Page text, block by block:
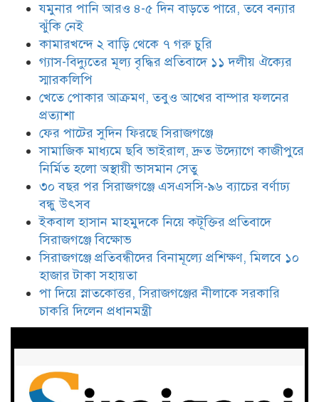
সামাজিক মাধ্যমে ছবি ভাইরাল, দ্রুত
উদ্যোগে কাজীপুরে নির্মিত হলো
৩০ বছর পর সিরাজগঞ্জে এসএসসি-৯৬
ব্যাচের বর্ণাঢ্য বন্ধু উৎসব
ইকবাল হাসান মাহমুদকে নিয়ে
কটূক্তির প্রতিবাদে সিরাজগঞ্জে বিক্ষোভ
সিরাজগঞ্জে প্রতিবন্ধীদের বিনামূল্যে
প্রশিক্ষণ, মিলবে ১০ হাজার টাকা
সহায়তা
প্রধানমন্ত্রী
যমুনার পানি আরও ৪-৫ দিন বাড়তে পারে, তবে বন্যার
ঝুঁকি নেই
কামারখন্দে ২ বাড়ি থেকে ৭ গরু চুরি
গ্যাস-বিদ্যুতের মূল্য বৃদ্ধির প্রতিবাদে ১১ দলীয় ঐক্যের
স্মারকলিপি
খেতে পোকার আক্রমণ, তবুও আখের বাম্পার ফলনের
প্রত্যাশা
ফের পাটের সুদিন ফিরছে সিরাজগঞ্জে
সামাজিক মাধ্যমে ছবি ভাইরাল, দ্রুত উদ্যোগে কাজীপুরে
নির্মিত হলো অস্থায়ী ভাসমান সেতু
৩০ বছর পর সিরাজগঞ্জে এসএসসি-৯৬ ব্যাচের বর্ণাঢ্য
বন্ধু উৎসব
ইকবাল হাসান মাহমুদকে নিয়ে কটূক্তির প্রতিবাদে
সিরাজগঞ্জে বিক্ষোভ
সিরাজগঞ্জে প্রতিবন্ধীদের বিনামূল্যে প্রশিক্ষণ, মিলবে ১০
হাজার টাকা সহায়তা
পা দিয়ে স্নাতকোত্তর, সিরাজগঞ্জের নীলাকে সরকারি
চাকরি দিলেন প্রধানমন্ত্রী